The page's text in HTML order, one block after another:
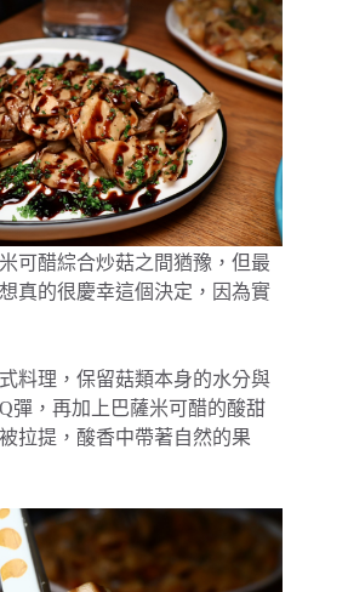
可醋綜合炒菇之間猶豫，但最
真的很慶幸這個決定，因為實
料理，保留菇類本身的水分與
彈，再加上巴薩米可醋的酸甜
拉提，酸香中帶著自然的果